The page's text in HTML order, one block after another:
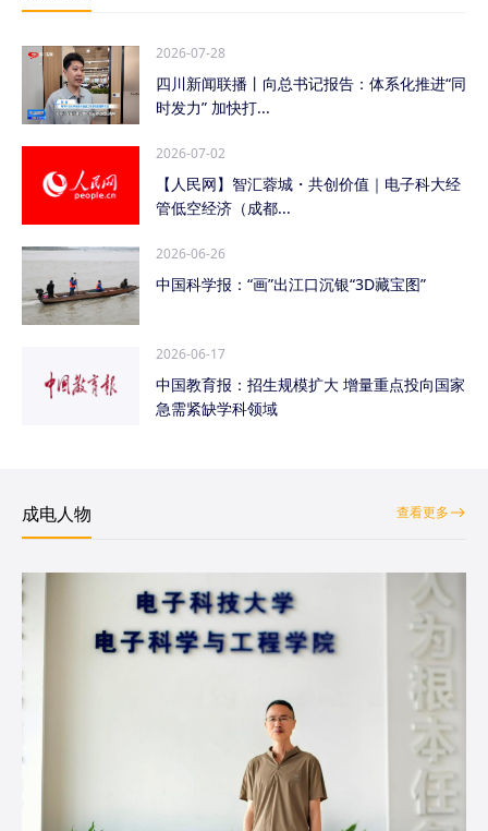
2026-07-28
四川新闻联播丨向总书记报告：体系化推进“同
时发力” 加快打...
2026-07-02
【人民网】智汇蓉城・共创价值｜电子科大经
管低空经济（成都...
2026-06-26
中国科学报：“画”出江口沉银“3D藏宝图”
2026-06-17
中国教育报：招生规模扩大 增量重点投向国家
急需紧缺学科领域
成电人物 查看更多